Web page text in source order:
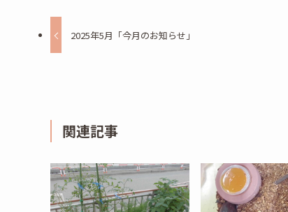
2025年5月「今月のお知らせ」
関連記事